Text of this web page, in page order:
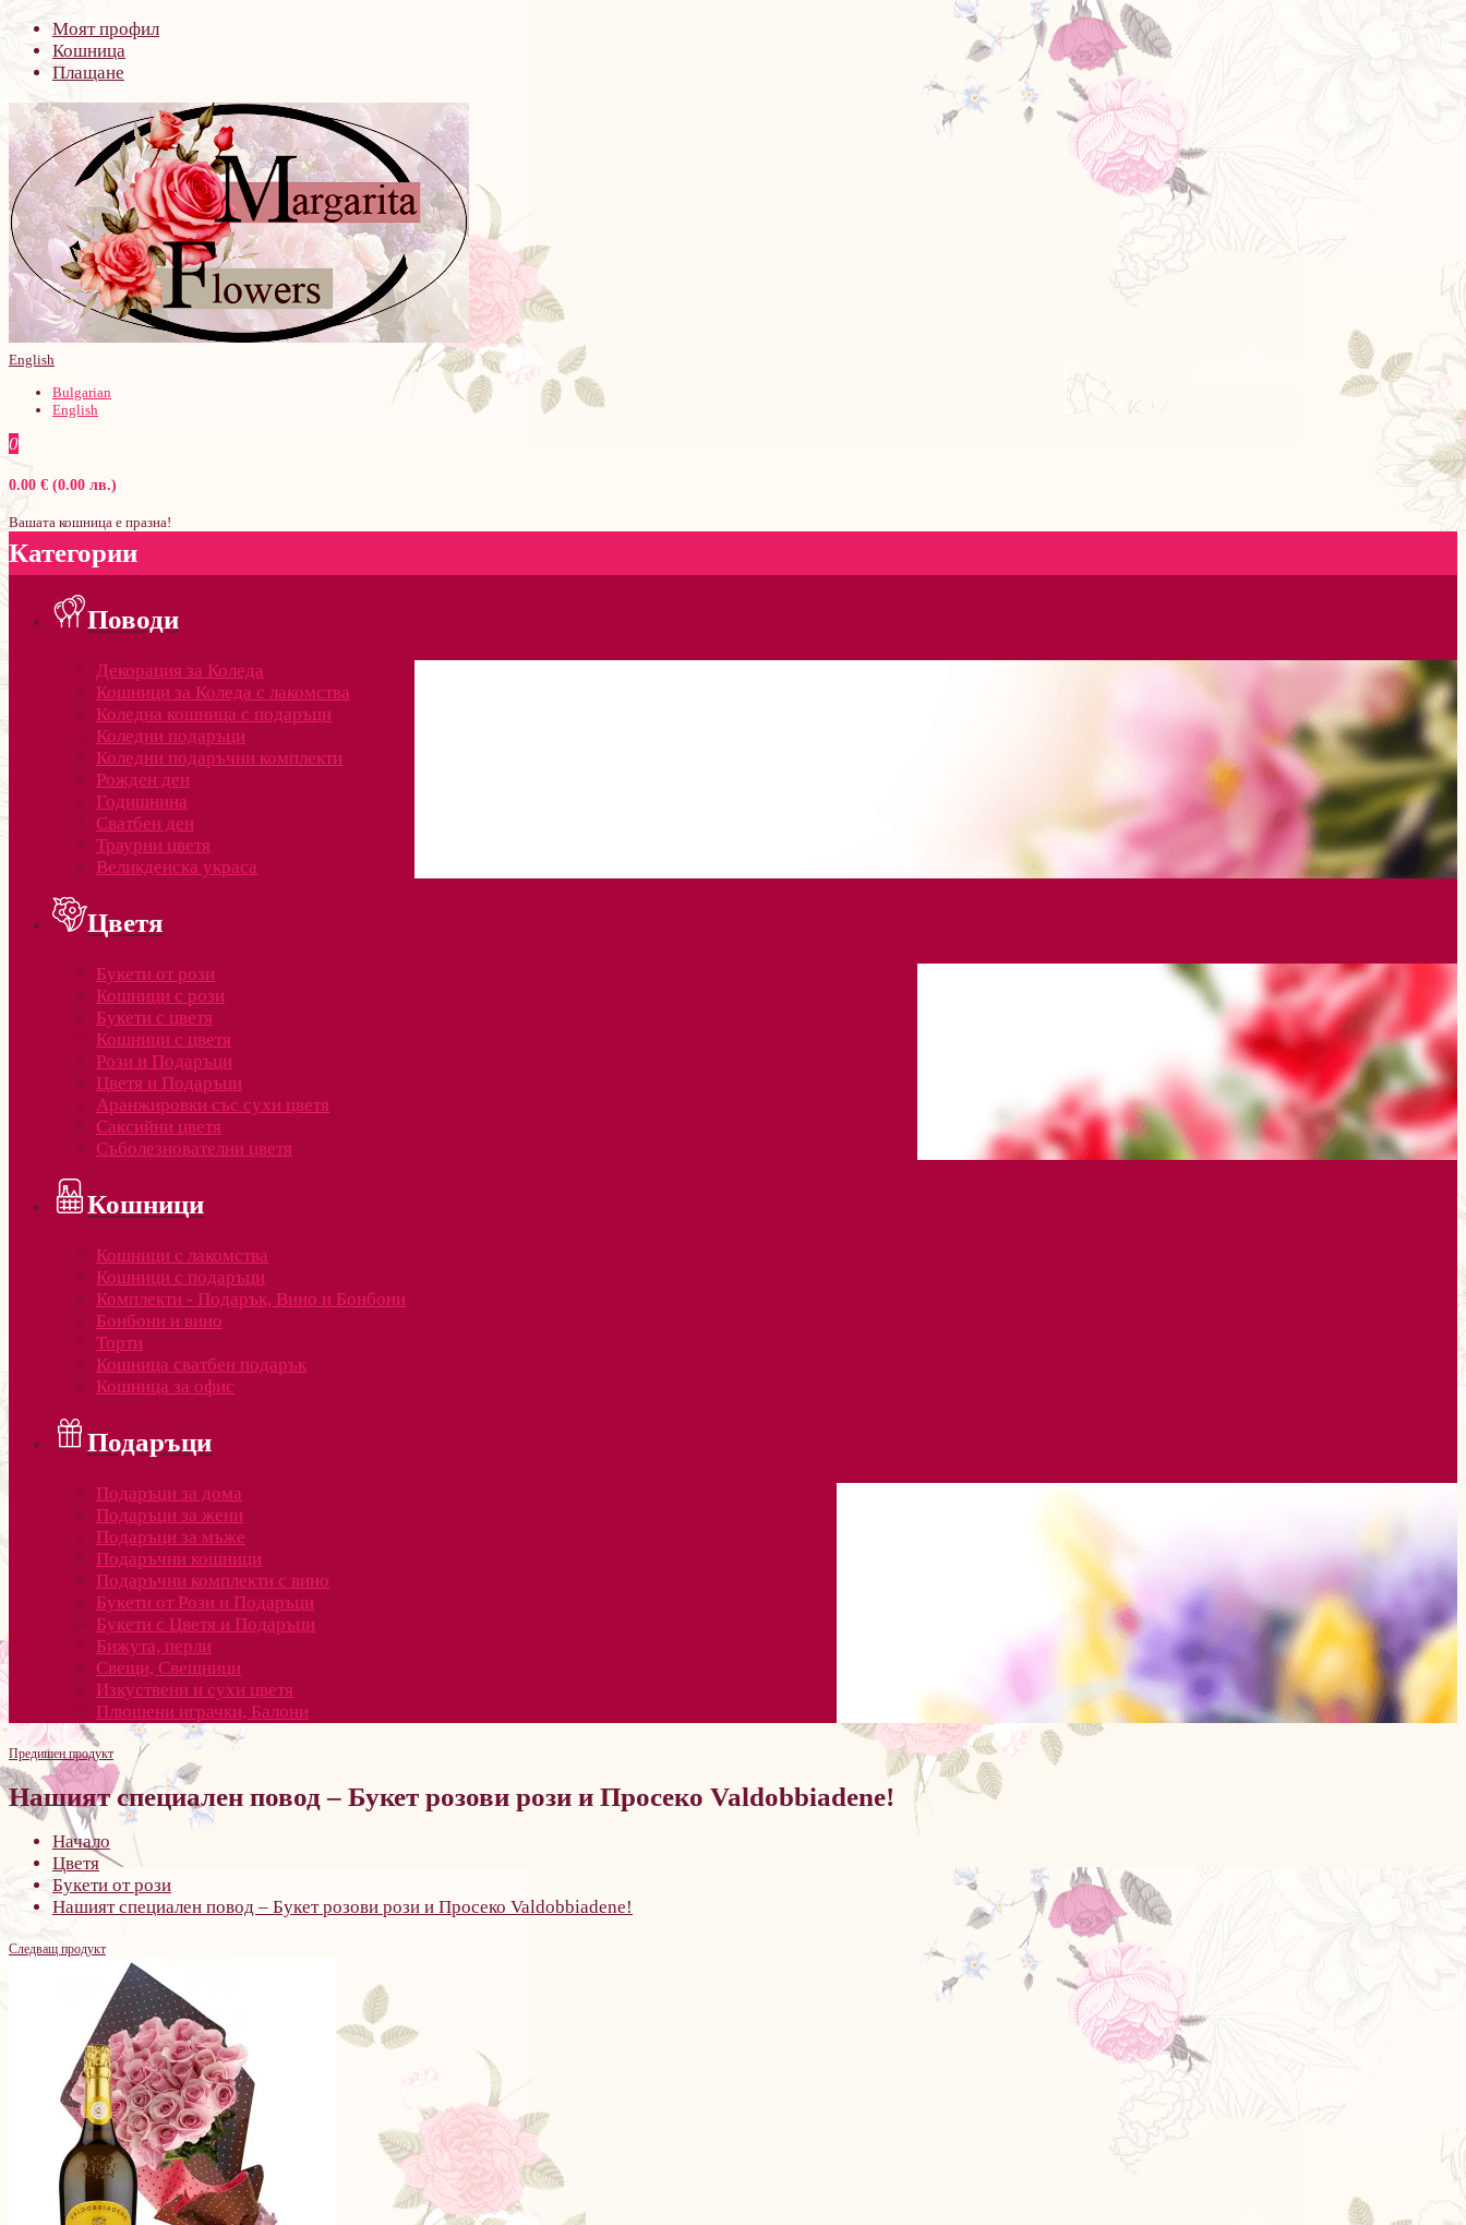
Моят профил
Кошница
Плащане
English
Bulgarian
English
0
0.00 € (0.00 лв.)
Вашата кошница е празна!
Категории
Поводи
Декорация за Коледа
Кошници за Коледа с лакомства
Коледна кошница с подаръци
Коледни подаръци
Коледни подаръчни комплекти
Рожден ден
Годишнина
Сватбен ден
Траурни цветя
Великденска украса
Цветя
Букети от рози
Кошници с рози
Букети с цветя
Кошници с цветя
Рози и Подаръци
Цветя и Подаръци
Аранжировки със сухи цветя
Саксийни цветя
Съболезнователни цветя
Кошници
Кошници с лакомства
Кошници с подаръци
Комплекти - Подарък, Вино и Бонбони
Бонбони и вино
Торти
Кошница сватбен подарък
Кошница за офис
Подаръци
Подаръци за дома
Подаръци за жени
Подаръци за мъже
Подаръчни кошници
Подаръчни комплекти с вино
Букети от Рози и Подаръци
Букети с Цветя и Подаръци
Бижута, перли
Свещи, Свещници
Изкуствени и сухи цветя
Плюшени играчки, Балони
Предишен продукт
Нашият специален повод – Букет розови рози и Просеко Valdobbiadene!
Начало
Цветя
Букети от рози
Нашият специален повод – Букет розови рози и Просеко Valdobbiadene!
Следващ продукт